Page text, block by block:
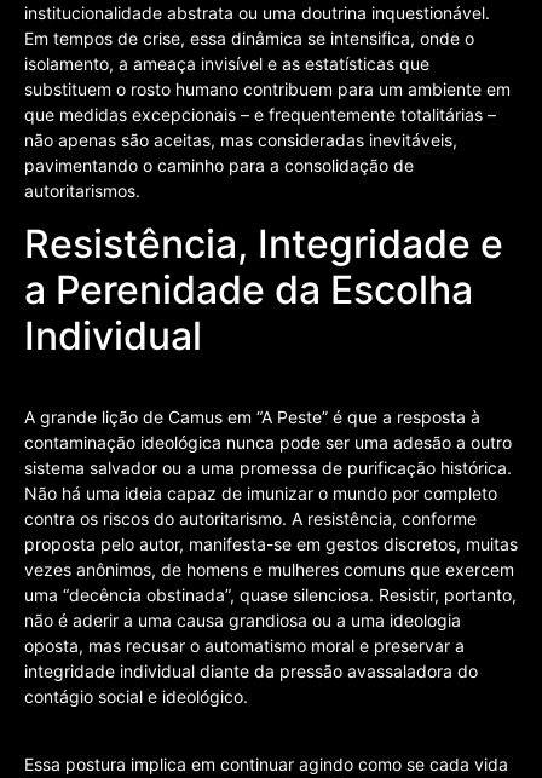
institucionalidade abstrata ou uma doutrina inquestionável.
Em tempos de crise, essa dinâmica se intensifica, onde o
isolamento, a ameaça invisível e as estatísticas que
substituem o rosto humano contribuem para um ambiente em
que medidas excepcionais – e frequentemente totalitárias –
não apenas são aceitas, mas consideradas inevitáveis,
pavimentando o caminho para a consolidação de
autoritarismos.
Resistência, Integridade e
a Perenidade da Escolha
Individual
A grande lição de Camus em “A Peste” é que a resposta à
contaminação ideológica nunca pode ser uma adesão a outro
sistema salvador ou a uma promessa de purificação histórica.
Não há uma ideia capaz de imunizar o mundo por completo
contra os riscos do autoritarismo. A resistência, conforme
proposta pelo autor, manifesta-se em gestos discretos, muitas
vezes anônimos, de homens e mulheres comuns que exercem
uma “decência obstinada”, quase silenciosa. Resistir, portanto,
não é aderir a uma causa grandiosa ou a uma ideologia
oposta, mas recusar o automatismo moral e preservar a
integridade individual diante da pressão avassaladora do
contágio social e ideológico.
Essa postura implica em continuar agindo como se cada vida